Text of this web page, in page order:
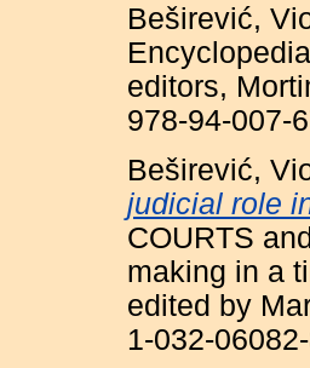
Beširević,
editors,
978-94-007-
Beširević,
judicial role
COURTS
making in a
edited by
1-032-